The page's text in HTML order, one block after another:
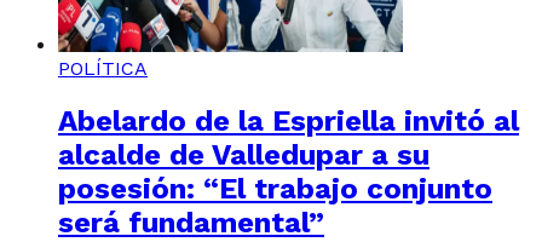
POLÍTICA
Abelardo de la Espriella invitó al
alcalde de Valledupar a su
posesión: “El trabajo conjunto
será fundamental”